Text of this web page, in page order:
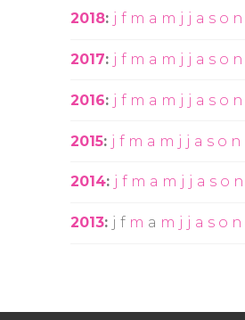
2018: j f m a m j j a s o n
2017: j f m a m j j a s o n
2016: j f m a m j j a s o n
2015: j f m a m j j a s o n
2014: j f m a m j j a s o n
2013: j f m a m j j a s o n